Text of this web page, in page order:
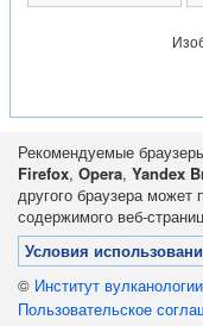
Рекомендуемые
Firefox, Opera, Yandex
другого браузера может
содержимого веб-
Условия
© Институт
Пользовательское